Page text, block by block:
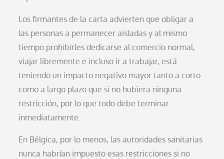
Los firmantes de la carta advierten que obligar a
las personas a permanecer aisladas y al mismo
tiempo prohibirles dedicarse al comercio normal,
viajar libremente e incluso ir a trabajar, está
teniendo un impacto negativo mayor tanto a corto
como a largo plazo que si no hubiera ninguna
restricción, por lo que todo debe terminar
inmediatamente.
En Bélgica, por lo menos, las autoridades sanitarias
nunca habrían impuesto esas restricciones si no